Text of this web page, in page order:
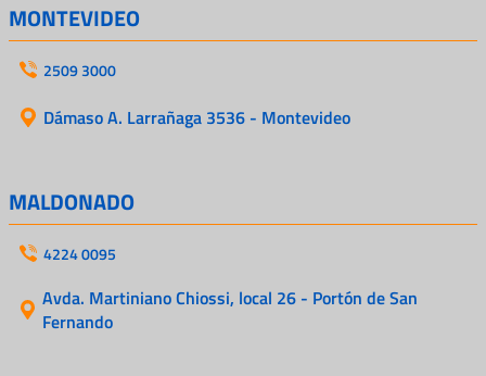
MONTEVIDEO
2509 3000
Dámaso A. Larrañaga 3536 - Montevideo
MALDONADO
4224 0095
Avda. Martiniano Chiossi, local 26 - Portón de San
Fernando